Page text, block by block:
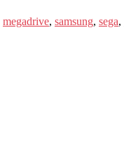
megadrive, samsung, sega,